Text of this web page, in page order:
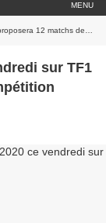
MENU
matchs de la compétition
sur TF1